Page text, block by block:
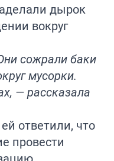
дырок
вокруг
сожрали баки
мусорки.
— рассказала
ответили, что
провести